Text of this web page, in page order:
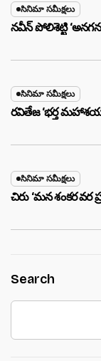
సినిమా సమీక్షలు
నవీన్ పోలిశెట్టి
సినిమా సమీక్షలు
రవితేజ ‘భర్త
సినిమా సమీక్షలు
చిరు ‘మ‌న శంక‌ర వ‌ర
Search